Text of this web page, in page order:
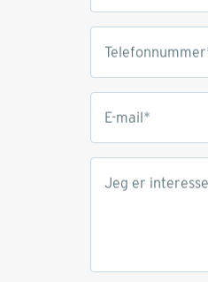
E-mail*
Jeg er